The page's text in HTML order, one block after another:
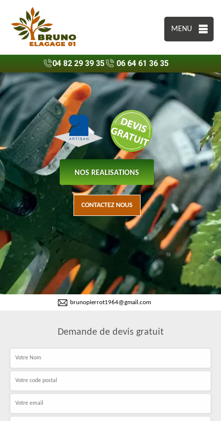
MENU
04 82 29 39 35 06 64 61 36 35
NOS REALISATIONS
CONTACTEZ NOUS
brunopierrot1964@gmail.com
Demande de devis gratuit